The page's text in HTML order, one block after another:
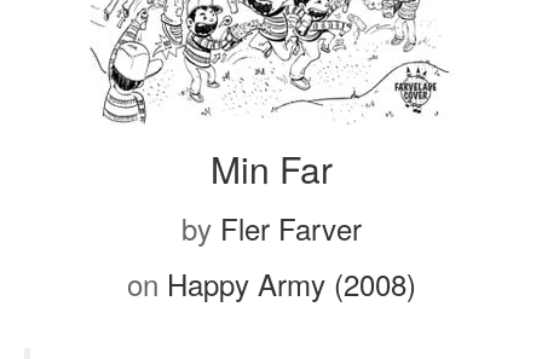
Min Far
by Fler Farver
on Happy Army (2008)